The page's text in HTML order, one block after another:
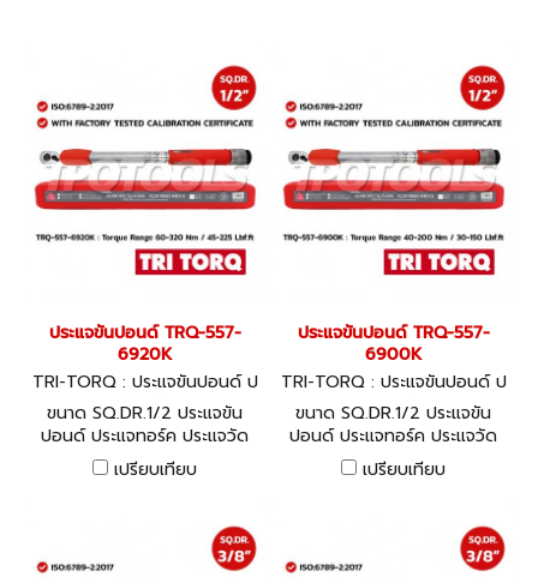
ประแจขันปอนด์ TRQ-557-
6920K
TRI-TORQ : ประแจขันปอนด์ ป
ระแจทอร์ค ประแจวัดแรงบิด TR
Q-557-6920K
ขนาด SQ.DR.1/2 ประแจขัน
ปอนด์ ประแจทอร์ค ประแจวัด
แรงบิด Ajustable Torque
Wrench
เปรียบเทียบ
ประแจขันปอนด์ TRQ-557-
6900K
TRI-TORQ : ประแจขันปอนด์ ป
ระแจทอร์ค ประแจวัดแรงบิด TR
Q-557-6900K
ขนาด SQ.DR.1/2 ประแจขัน
ปอนด์ ประแจทอร์ค ประแจวัด
แรงบิด Ajustable Torque
Wrench
เปรียบเทียบ